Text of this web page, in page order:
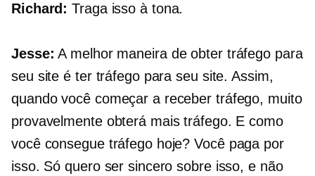
Richard: Traga isso à tona.
Jesse: A melhor maneira de obter tráfego para
seu site é ter tráfego para seu site. Assim,
quando você começar a receber tráfego, muito
provavelmente obterá mais tráfego. E como
você consegue tráfego hoje? Você paga por
isso. Só quero ser sincero sobre isso, e não